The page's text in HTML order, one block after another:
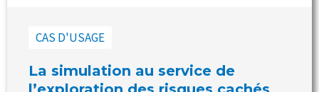
CAS D'USAGE
La simulation au service de